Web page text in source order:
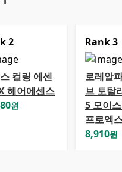
2
컬링 에센
헤어에센스
원
Rank3
로레알
브 토탈
5 모이
프로엑
8,910원